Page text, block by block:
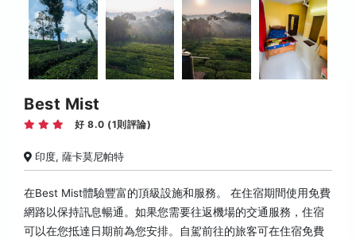
Best Mist
好 8.0 (1則評論)
印度, 薩卡莫尼帕特
在Best Mist體驗豐富的頂級設施和服務。 在住宿期間使用免費
網路以保持訊息暢通。如果您需要往返機場的交通服務，住宿
可以在您抵達日期前為您安排。自駕前往的旅客可在住宿免費